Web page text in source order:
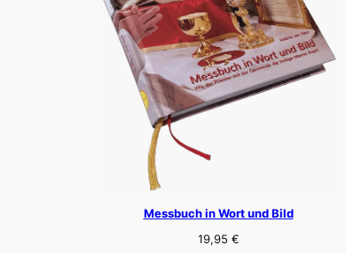
Messbuch in Wort und Bild
19,95 €